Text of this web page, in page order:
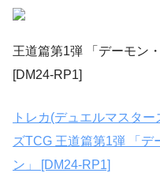
王道篇第1弾 「デーモン
[DM24-RP1]
トレカ(デュエルマスタ
ズTCG 王道篇第1弾 「デ
ン」 [DM24-RP1]